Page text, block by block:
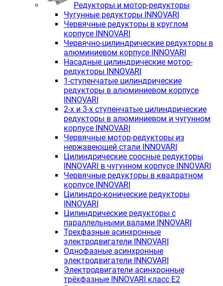
Редукторы и мотор-редукторы
Чугунные редукторы INNOVARI
Червячные редукторы в круглом
корпусе INNOVARI
Червячно-цилиндрические редукторы в
алюминиевом корпусе INNOVARI
Насадные цилиндрические мотор-
редукторы INNOVARI
1-ступенчатые цилиндрические
редукторы в алюминиевом корпусе
INNOVARI
2-х и 3-х ступенчатые цилиндрические
редукторы в алюминиевом и чугунном
корпусе INNOVARI
Червячные мотор-редукторы из
нержавеющей стали INNOVARI
Цилиндрические соосные редукторы
INNOVARI в чугунном корпусе INNOVARI
Червячные редукторы в квадратном
корпусе INNOVARI
Цилиндро-конические редукторы
INNOVARI
Цилиндрические редукторы с
параллельными валами INNOVARI
Трехфазные асинхронные
электродвигатели INNOVARI
Однофазные асинхронные
электродвигатели INNOVARI
Электродвигатели асинхронные
трёхфазные INNOVARI класс E2